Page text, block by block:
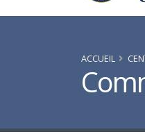
ACCUEIL